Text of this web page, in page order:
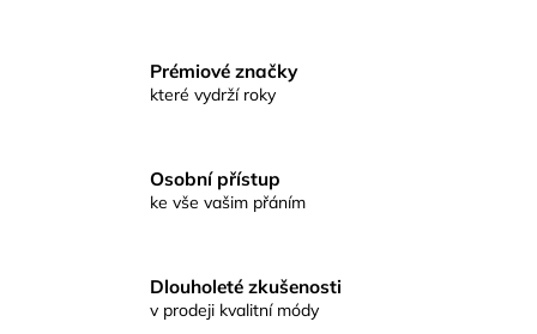
Prémiové značky
které vydrží roky
Osobní přístup
ke vše vašim přáním
Dlouholeté zkušenosti
v prodeji kvalitní módy